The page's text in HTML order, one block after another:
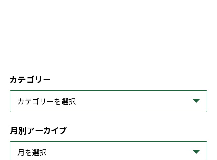
カテゴリー
月別アーカイブ